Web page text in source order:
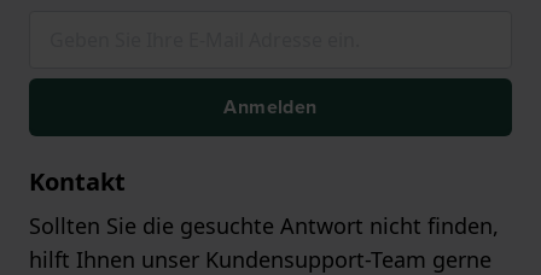
Anmelden
Kontakt
Sollten Sie die gesuchte Antwort nicht finden,
hilft Ihnen unser Kundensupport-Team gerne